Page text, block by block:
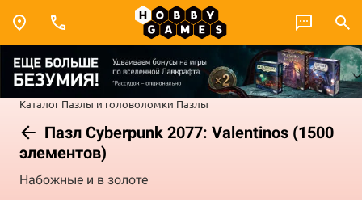
Каталог Пазлы и головоломки Пазлы
Пазл Cyberpunk 2077: Valentinos (1500
элементов)
Набожные и в золоте